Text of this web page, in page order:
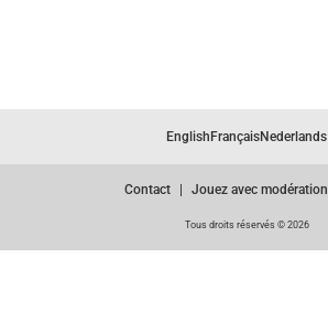
English FrançaisNederlands
Contact Jouez avec modération
Tous droits réservés © 2026